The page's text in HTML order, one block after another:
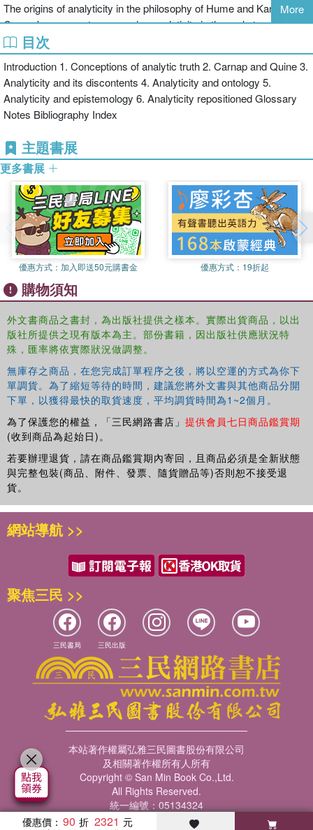
The origins of analyticity in the philosophy of Hume and Kant
Carnap's arguments concerning analyticity in the early twentieth
century
Quine's famous objections to analyticity in his classic 'Two
Dogmas of Empiricism' essay
The relationship between analyticity and central issues in
metaphysics, such as ontology
The relationship between analyticity and epistemology
including mathematics and ontology
Throughout the book the authors show how many philosophical
controversies hinge on the problem of analyticity. Additional
features include chapter summaries, annotated further reading and
a glossary of technical terms making the book ideal to those
coming to the problem for the first time.
More
目次
Introduction 1. Conceptions of analytic truth 2. Carnap and Quine 3.
Analyticity and its discontents 4. Analyticity and ontology 5.
Analyticity and epistemology 6. Analyticity repositioned Glossary
Notes Bibliography Index
主題書展
更多書展
優惠方式： 加入即送50元購書金 優惠方式： 19折起
購物須知
外文書商品之書封，為出版社提供之樣本。實際出貨商品，以出
版社所提供之現有版本為主。部份書籍，因出版社供應狀況特
殊，匯率將依實際狀況做調整。
無庫存之商品，在您完成訂單程序之後，將以空運的方式為你下
單調貨。為了縮短等待的時間，建議您將外文書與其他商品分開
下單，以獲得最快的取貨速度，平均調貨時間為1~2個月。
為了保護您的權益，「三民網路書店」 提供會員七日商品鑑賞期
(收到商品為起始日)。
若要辦理退貨，請在商品鑑賞期內寄回，且商品必須是全新狀態
與完整包裝(商品、附件、發票、隨貨贈品等)否則恕不接受退
貨。
優惠價： 90 2321
網站導航 >>
聚焦三民 >>
三民書局 三民出版
本站著作權屬弘雅三民圖書股份有限公司
及相關著作權所有人所有
Copyright © San Min Book Co.,Ltd.
All Rights Reserved.
統一編號：05134324